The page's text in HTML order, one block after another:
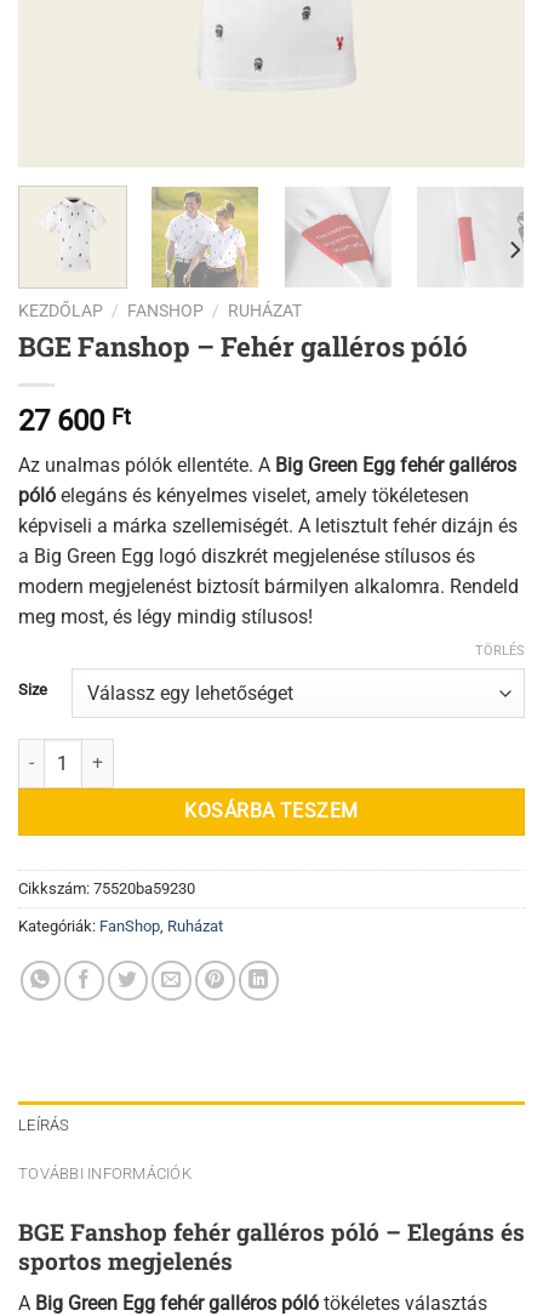
KEZDŐLAP / FANSHOP / RUHÁZAT
BGE Fanshop – Fehér galléros póló
27 600 Ft
Az unalmas pólók ellentéte. A Big Green Egg fehér galléros
póló elegáns és kényelmes viselet, amely tökéletesen
képviseli a márka szellemiségét. A letisztult fehér dizájn és
a Big Green Egg logó diszkrét megjelenése stílusos és
modern megjelenést biztosít bármilyen alkalomra. Rendeld
meg most, és légy mindig stílusos!
Size
TÖRLÉS
BGE Fanshop - Fehér galléros póló mennyiség
KOSÁRBA TESZEM
Cikkszám: 75520ba59230
Kategóriák: FanShop, Ruházat
LEÍRÁS
TOVÁBBI INFORMÁCIÓK
BGE Fanshop fehér galléros póló – Elegáns és
sportos megjelenés
A Big Green Egg fehér galléros póló tökéletes választás